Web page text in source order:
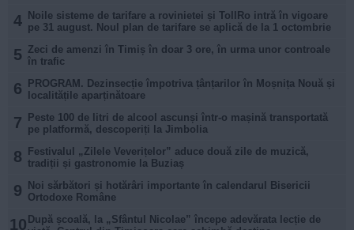
4
Noile sisteme de tarifare a rovinietei și TollRo intră în vigoare
pe 31 august. Noul plan de tarifare se aplică de la 1 octombrie
5 Zeci de amenzi în Timiș în doar 3 ore, în urma unor controale
în trafic
6
PROGRAM. Dezinsecție împotriva țânțarilor în Moșnița Nouă și
localitățile aparținătoare
7
Peste 100 de litri de alcool ascunși într-o mașină transportată
pe platformă, descoperiți la Jimbolia
8
Festivalul „Zilele Veverițelor” aduce două zile de muzică,
tradiții și gastronomie la Buziaș
9
Noi sărbători și hotărâri importante în calendarul Bisericii
Ortodoxe Române
10 După școală, la „Sfântul Nicolae” începe adevărata lecție de